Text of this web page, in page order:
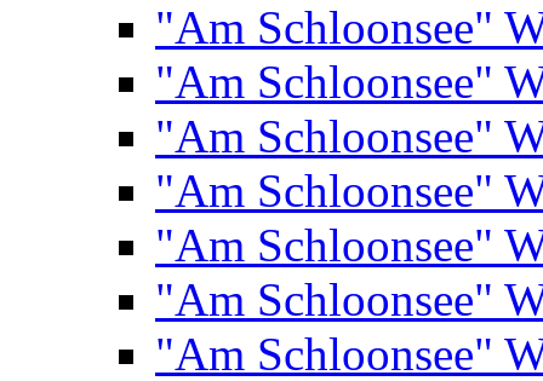
"Am Schloonsee"
"Am Schloonsee"
"Am Schloonsee"
"Am Schloonsee"
"Am Schloonsee"
"Am Schloonsee"
"Am Schloonsee"